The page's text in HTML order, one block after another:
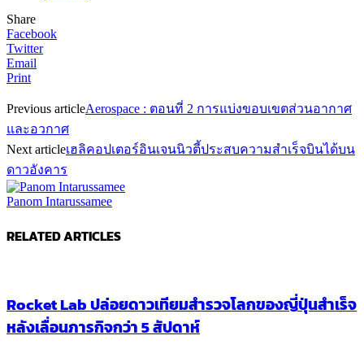
Share
Facebook
Twitter
Email
Print
Previous articleAerospace : ตอนที่ 2 การแบ่งขอบเขตส่วนอากาศ
และอวกาศ
Next articleเฮลิคอปเตอร์อินเจนนิวตี้ประสบความสำเร็จบินได้บน
ดาวอังคาร
Panom Intarussamee
RELATED ARTICLES
Rocket Lab ปล่อยดาวเทียมสำรวจโลกของญี่ปุ่นสำเร็จ
หลังเลื่อนภารกิจกว่า 5 สัปดาห์